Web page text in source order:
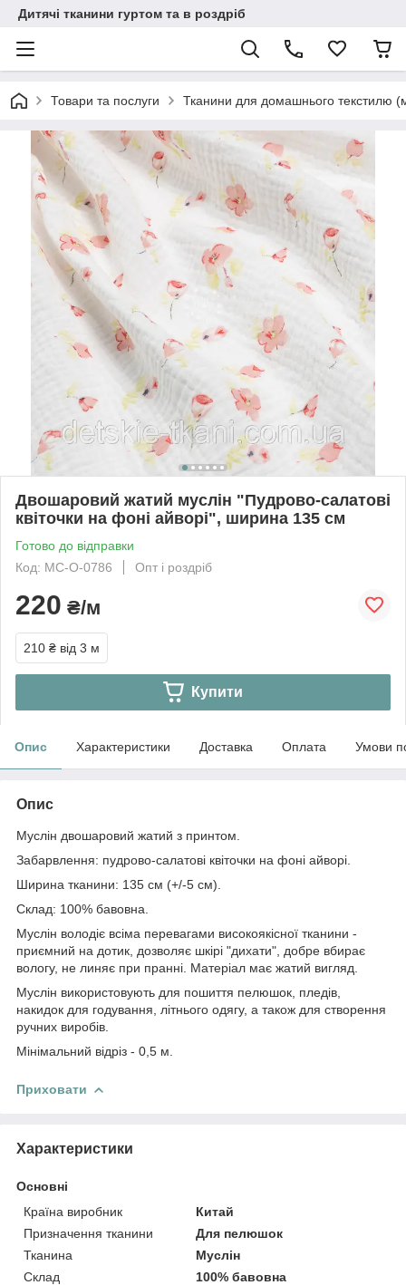
Дитячі тканини гуртом та в роздріб
Товари та послуги Тканини для домашнього текстилю
Двошаровий жатий муслін "Пудрово-салатові
квіточки на фоні айворі", ширина 135 см
Готово до відправки
Код: МС-O-0786
Опт і роздріб
220 ₴/м
210 ₴ від 3 м
Купити
Опис Характеристики Доставка Оплата Умови
Опис
Муслін двошаровий жатий з принтом.
Забарвлення: пудрово-салатові квіточки на фоні айворі.
Ширина тканини: 135 см (+/-5 см).
Склад: 100% бавовна.
Муслін володіє всіма перевагами високоякісної тканини -
приємний на дотик, дозволяє шкірі "дихати", добре вбирає
вологу, не линяє при пранні. Матеріал має жатий вигляд.
Муслін використовують для пошиття пелюшок, пледів,
накидок для годування, літнього одягу, а також для створення
ручних виробів.
Мінімальний відріз - 0,5 м.
Приховати
Характеристики
Основні
Країна виробник
Китай
Призначення тканини
Для пелюшок
Тканина
Муслін
Склад
100% бавовна